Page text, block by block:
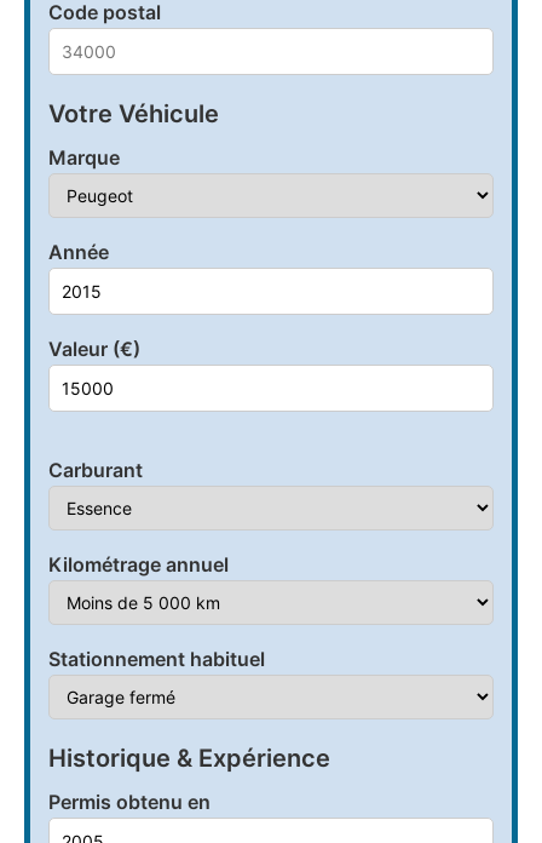
Code postal
Votre Véhicule
Marque
Année
Valeur (€)
Carburant
Kilométrage annuel
Stationnement habituel
Historique & Expérience
Permis obtenu en